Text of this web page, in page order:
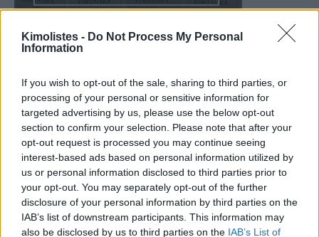
Kimolistes - Do Not Process My Personal
Information
If you wish to opt-out of the sale, sharing to third parties, or
processing of your personal or sensitive information for
targeted advertising by us, please use the below opt-out
section to confirm your selection. Please note that after your
opt-out request is processed you may continue seeing
interest-based ads based on personal information utilized by
us or personal information disclosed to third parties prior to
your opt-out. You may separately opt-out of the further
disclosure of your personal information by third parties on the
IAB’s list of downstream participants. This information may
also be disclosed by us to third parties on the IAB’s List of